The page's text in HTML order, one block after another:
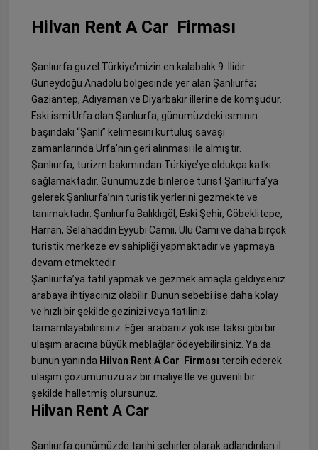
Hilvan Rent A Car Firması
Şanlıurfa güzel Türkiye’mizin en kalabalık 9. İlidir.
Güneydoğu Anadolu bölgesinde yer alan Şanlıurfa;
Gaziantep, Adıyaman ve Diyarbakır illerine de komşudur.
Eski ismi Urfa olan Şanlıurfa, günümüzdeki isminin
başındaki “Şanlı” kelimesini kurtuluş savaşı
zamanlarında Urfa’nın geri alınması ile almıştır.
Şanlıurfa, turizm bakımından Türkiye’ye oldukça katkı
sağlamaktadır. Günümüzde binlerce turist Şanlıurfa’ya
gelerek Şanlıurfa’nın turistik yerlerini gezmekte ve
tanımaktadır. Şanlıurfa Balıklıgöl, Eski Şehir, Göbeklitepe,
Harran, Selahaddin Eyyubi Camii, Ulu Cami ve daha birçok
turistik merkeze ev sahipliği yapmaktadır ve yapmaya
devam etmektedir.
Şanlıurfa’ya tatil yapmak ve gezmek amaçla geldiyseniz
arabaya ihtiyacınız olabilir. Bunun sebebi ise daha kolay
ve hızlı bir şekilde gezinizi veya tatilinizi
tamamlayabilirsiniz. Eğer arabanız yok ise taksi gibi bir
ulaşım aracına büyük meblağlar ödeyebilirsiniz. Ya da
bunun yanında Hilvan Rent A Car Firması tercih ederek
ulaşım çözümünüzü az bir maliyetle ve güvenli bir
şekilde halletmiş olursunuz.
Hilvan Rent A Car
Şanlıurfa günümüzde tarihi şehirler olarak adlandırılan il